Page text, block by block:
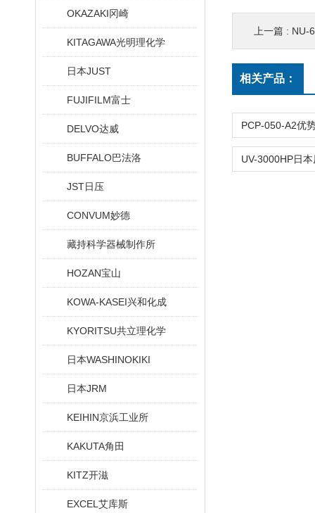
OKAZAKI冈崎
KITAGAWA光明理化学
日本JUST
FUJIFILM富士
DELVO达威
BUFFALO巴法洛
JST日压
CONVUM妙德
藏持科学器械制作所
HOZAN宝山
KOWA-KASEI兴和化成
KYORITSU共立理化学
日本WASHINOKIKI
日本JRM
KEIHIN京浜工业所
KAKUTA角田
KITZ开滋
EXCEL艾库斯
上一篇 : NU-
相关产品：